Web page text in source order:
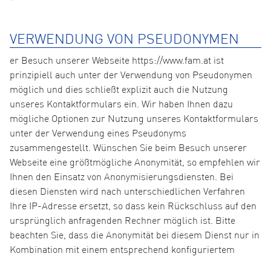
VERWENDUNG VON PSEUDONYMEN
er Besuch unserer Webseite https://www.fam.at ist
prinzipiell auch unter der Verwendung von Pseudonymen
möglich und dies schließt explizit auch die Nutzung
unseres Kontaktformulars ein. Wir haben Ihnen dazu
mögliche Optionen zur Nutzung unseres Kontaktformulars
unter der Verwendung eines Pseudonyms
zusammengestellt. Wünschen Sie beim Besuch unserer
Webseite eine größtmögliche Anonymität, so empfehlen wir
Ihnen den Einsatz von Anonymisierungsdiensten. Bei
diesen Diensten wird nach unterschiedlichen Verfahren
Ihre IP-Adresse ersetzt, so dass kein Rückschluss auf den
ursprünglich anfragenden Rechner möglich ist. Bitte
beachten Sie, dass die Anonymität bei diesem Dienst nur in
Kombination mit einem entsprechend konfiguriertem